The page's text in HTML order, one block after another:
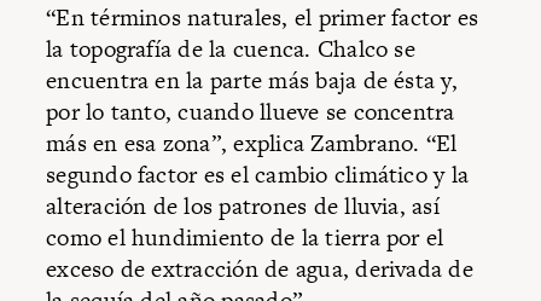
“En términos naturales, el primer factor es
la topografía de la cuenca. Chalco se
encuentra en la parte más baja de ésta y,
por lo tanto, cuando llueve se concentra
más en esa zona”, explica Zambrano. “El
segundo factor es el cambio climático y la
alteración de los patrones de lluvia, así
como el hundimiento de la tierra por el
exceso de extracción de agua, derivada de